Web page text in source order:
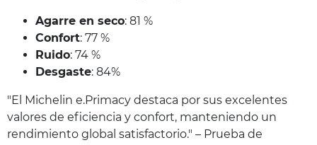
Agarre en seco: 81 %
Confort: 77 %
Ruido: 74 %
Desgaste: 84%
"El Michelin e.Primacy destaca por sus excelentes
valores de eficiencia y confort, manteniendo un
rendimiento global satisfactorio." – Prueba de